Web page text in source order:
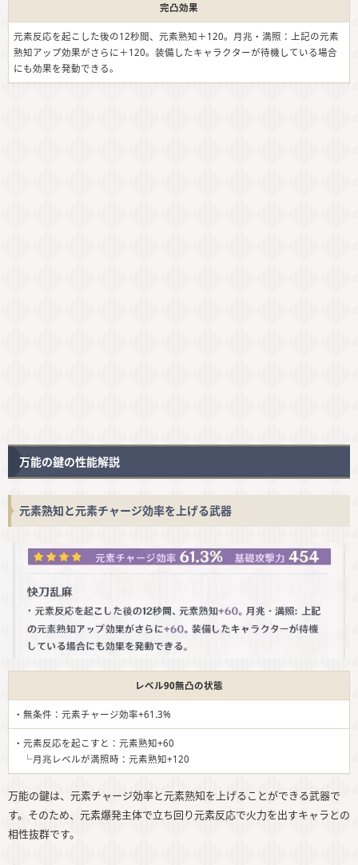
完凸効果
元素反応を起こした後の12秒間、元素熟知＋120。月兆・満照：上記の元素
熟知アップ効果がさらに＋120。装備したキャラクターが待機している場合
にも効果を発動できる。
万能の鍵の性能解説
元素熟知と元素チャージ効率を上げる武器
レベル90無凸の状態
・無条件：元素チャージ効率+61.3%
・元素反応を起こすと：元素熟知+60
└月兆レベルが満照時：元素熟知+120
万能の鍵は、元素チャージ効率と元素熟知を上げることができる武器で
す。そのため、元素爆発主体で立ち回り元素反応で火力を出すキャラとの
相性抜群です。